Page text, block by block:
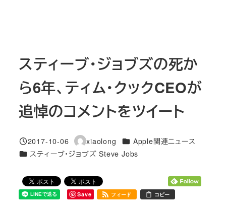
スティーブ・ジョブズの死か
ら6年、ティム・クックCEOが
追悼のコメントをツイート
投稿日
2017-10-06
著
者
xiaolong カテゴリー
Apple関連ニュース
カテゴリー
スティーブ・ジョブズ Steve Jobs
Save フィード コピー